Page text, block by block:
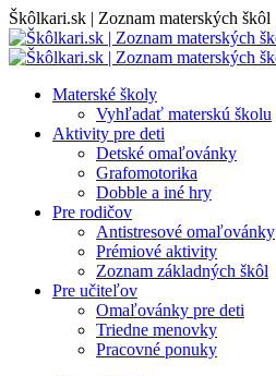
Skip
to
content
Škôlkari.sk | Zoznam materských škôl
Materské školy
Vyhľadať materskú školu
Aktivity pre deti
Detské omaľovánky
Grafomotorika
Dobble a iné hry
Pre rodičov
Antistresové omaľovánky
Prémiové aktivity
Zoznam základných škôl
Pre učiteľov
Omaľovánky pre deti
Triedne menovky
Pracovné ponuky